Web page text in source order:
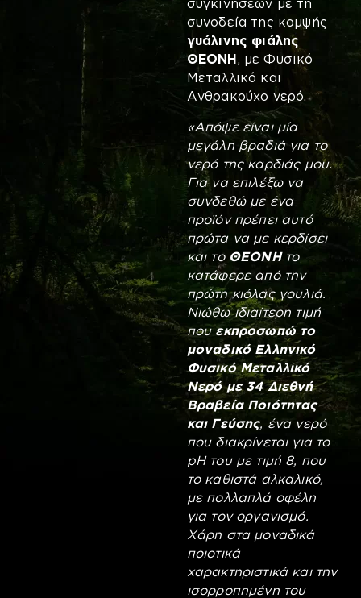
συγκινήσεων με τη
συνοδεία της κομψής
γυάλινης φιάλης
ΘΕΟΝΗ, με Φυσικό
Μεταλλικό και
Ανθρακούχο νερό.
«Απόψε είναι μία
μεγάλη βραδιά για το
νερό της καρδιάς μου.
Για να επιλέξω να
συνδεθώ με ένα
προϊόν πρέπει αυτό
πρώτα να με κερδίσει
και το ΘΕΟΝΗτο
κατάφερε από την
πρώτη κιόλας γουλιά.
Νιώθω ιδιαίτερη τιμή
πουεκπροσωπώ το
μοναδικό Ελληνικό
Φυσικό Μεταλλικό
Νερό με 34 Διεθνή
Βραβεία Ποιότητας
και Γεύσης, ένα νερό
που διακρίνεται για το
pH του με τιμή 8, που
το καθιστά αλκαλικό,
με πολλαπλά οφέλη
για τον οργανισμό.
Χάρη στα μοναδικά
ποιοτικά
χαρακτηριστικά και την
ισορροπημένη του